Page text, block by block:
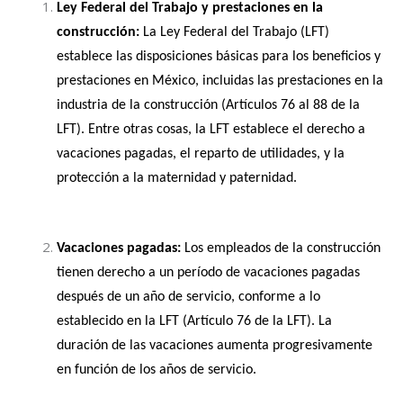
Ley Federal del Trabajo y prestaciones en la
construcción: La Ley Federal del Trabajo (LFT)
establece las disposiciones básicas para los beneficios y
prestaciones en México, incluidas las prestaciones en la
industria de la construcción (Artículos 76 al 88 de la
LFT). Entre otras cosas, la LFT establece el derecho a
vacaciones pagadas, el reparto de utilidades, y la
protección a la maternidad y paternidad.
Vacaciones pagadas: Los empleados de la construcción
tienen derecho a un período de vacaciones pagadas
después de un año de servicio, conforme a lo
establecido en la LFT (Artículo 76 de la LFT). La
duración de las vacaciones aumenta progresivamente
en función de los años de servicio.